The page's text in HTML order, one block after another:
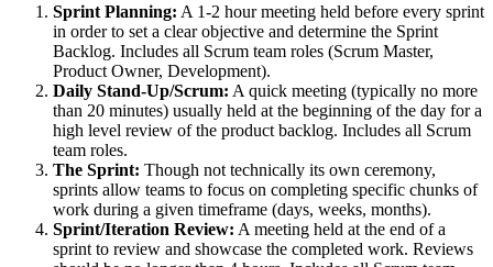
Sprint Planning: A 1-2 hour meeting held before every sprint
in order to set a clear objective and determine the Sprint
Backlog. Includes all Scrum team roles (Scrum Master,
Product Owner, Development).
Daily Stand-Up/Scrum: A quick meeting (typically no more
than 20 minutes) usually held at the beginning of the day for a
high level review of the product backlog. Includes all Scrum
team roles.
The Sprint: Though not technically its own ceremony,
sprints allow teams to focus on completing specific chunks of
work during a given timeframe (days, weeks, months).
Sprint/Iteration Review: A meeting held at the end of a
sprint to review and showcase the completed work. Reviews